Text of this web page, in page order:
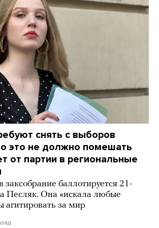
снять с выборов
это не должно помешать
от партии в региональные
заксобрание баллотируется 21-
Песляк. Она «искала любые
агитировать за мир